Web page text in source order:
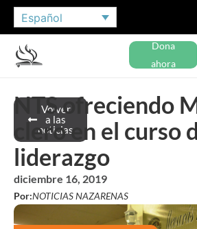
Español
Dona
ahora
Volver
a las
noticias
NTS ofreciendo
clero en el curso
liderazgo
diciembre 16, 2019
Por:NOTICIAS NAZARENAS